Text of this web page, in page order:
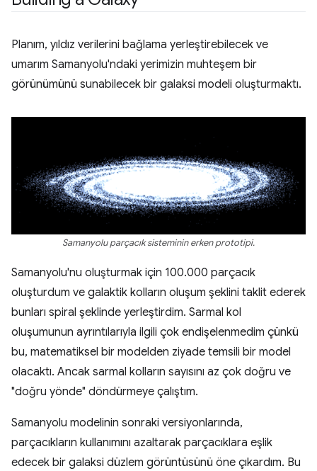
Planım, yıldız verilerini bağlama yerleştirebilecek ve
umarım Samanyolu'ndaki yerimizin muhteşem bir
görünümünü sunabilecek bir galaksi modeli oluşturmaktı.
Samanyolu parçacık sisteminin erken prototipi.
Samanyolu'nu oluşturmak için 100.000 parçacık
oluşturdum ve galaktik kolların oluşum şeklini taklit ederek
bunları spiral şeklinde yerleştirdim. Sarmal kol
oluşumunun ayrıntılarıyla ilgili çok endişelenmedim çünkü
bu, matematiksel bir modelden ziyade temsili bir model
olacaktı. Ancak sarmal kolların sayısını az çok doğru ve
"doğru yönde" döndürmeye çalıştım.
Samanyolu modelinin sonraki versiyonlarında,
parçacıkların kullanımını azaltarak parçacıklara eşlik
edecek bir galaksi düzlem görüntüsünü öne çıkardım. Bu